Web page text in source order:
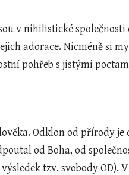
v nihilistické
adorace. Nicméně si
pohřeb s jistými
Odklon od přírody
od Boha, od
výsledek tzv. svobody